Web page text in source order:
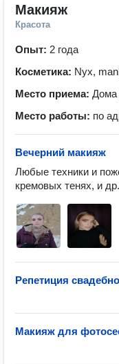
Макияж
Красота
Опыт: 2 года
Косметика: Nyx,
Место приема: Дома
Место работы: по
Вечерний макияж
Любые техники и
кремовых тенях, и др.
Репетиция
Макияж для